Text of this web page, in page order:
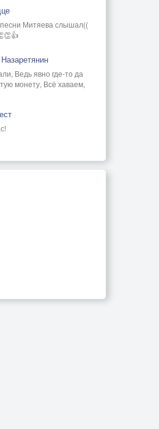
Митяева слышал((
Ведь явно где-то да
монету, Всё хаваем,